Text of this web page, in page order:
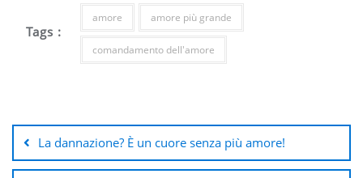
Tags :
amore amore più grande
comandamento dell'amore
articoli
La dannazione? È un cuore senza più amore!